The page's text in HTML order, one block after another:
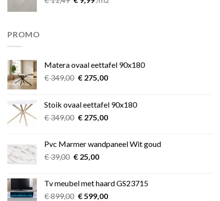
PROMO
Matera ovaal eettafel 90x180
€349,00 Oorspronkelijke
€ 349,00.
€275,00Huidige
€ 275,00.
Stoik ovaal eettafel 90x180
€349,00 Oorspronkelijke
€ 349,00.
€275,00Huidige
€ 275,00.
Pvc Marmer wandpaneel Wit goud
€39,00 Oorspronkelijke
€ 39,00.
€25,00Huidige
€ 25,00.
Tv meubel met haard GS23715
€899,00 Oorspronkelijke
€599,00Huidige